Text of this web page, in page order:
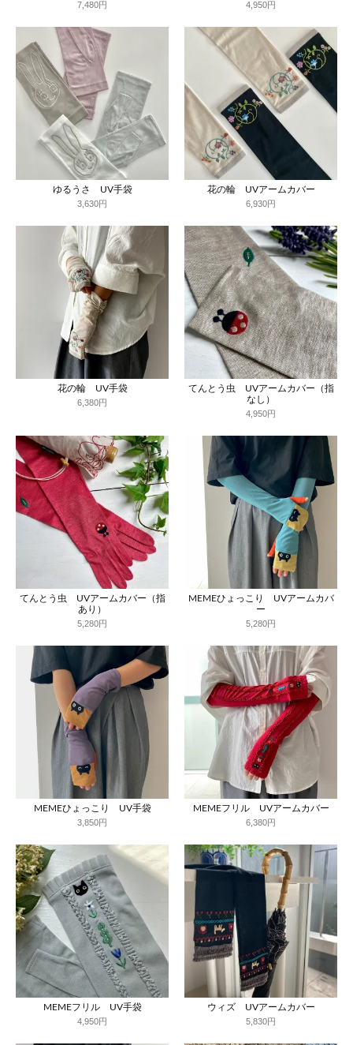
7,480円 4,950円
ゆるうさ UV手袋
3,630円
花の輪 UVアームカバー
6,930円
花の輪 UV手袋
6,380円
てんとう虫 UVアームカバー（指
なし）
4,950円
てんとう虫 UVアームカバー（指
あり）
5,280円
MEMEひょっこり UVアームカバ
ー
5,280円
MEMEひょっこり UV手袋
3,850円
MEMEフリル UVアームカバー
6,380円
MEMEフリル UV手袋
4,950円
ウィズ UVアームカバー
5,830円